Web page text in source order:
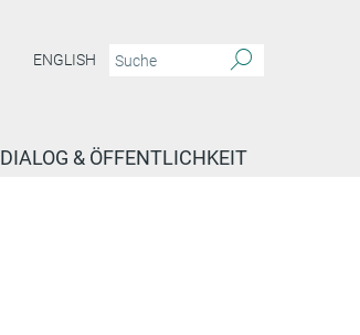
ENGLISH
DIALOG & ÖFFENTLICHKEIT